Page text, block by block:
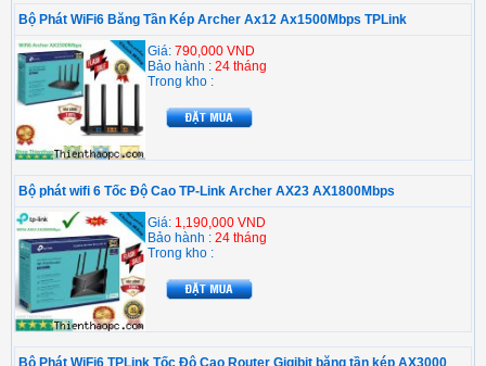
Bộ Phát WiFi6 Băng Tần Kép Archer Ax12 Ax1500Mbps TPLink
Giá: 790,000 VND
Bảo hành : 24 tháng
Trong kho :
Bộ phát wifi 6 Tốc Độ Cao TP-Link Archer AX23 AX1800Mbps
Giá: 1,190,000 VND
Bảo hành : 24 tháng
Trong kho :
Bộ Phát WiFi6 TPLink Tốc Độ Cao Router Gigibit băng tần kép AX3000